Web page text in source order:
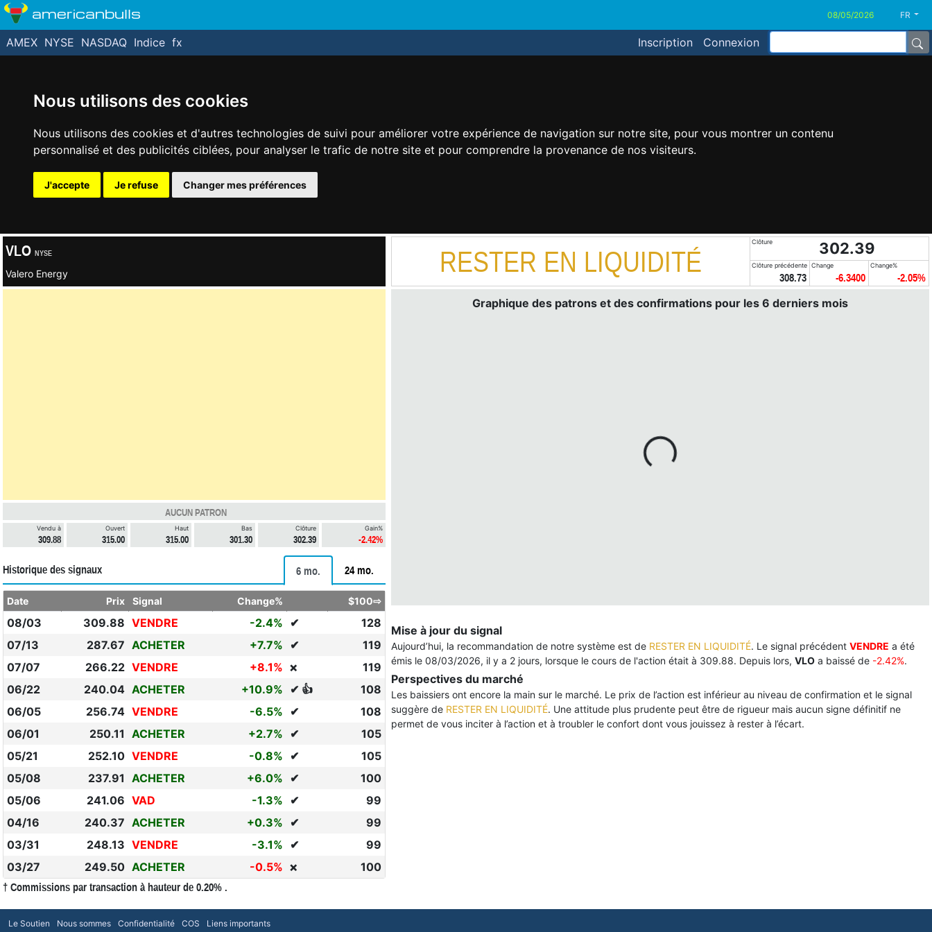
Nous utilisons des cookies
Nous utilisons des cookies et d'autres technologies de suivi pour améliorer votre expérience de navigation sur notre site, pour vous montrer un contenu
personnalisé et des publicités ciblées, pour analyser le trafic de notre site et pour comprendre la provenance de nos visiteurs.
J'accepte Je refuse Changer mes préférences
americanbulls FR
Inscription Connexion
AMEX NYSE NASDAQ Indice fx
VLO NYSE
Valero Energy RESTER EN LIQUIDITÉ
Clôture 302.39
Clôture précédente
308.73
Change
-6.3400
Change%
-2.05%
AUCUN PATRON
Vendu à
309.88
Ouvert
315.00
Haut
315.00
Bas
301.30
Clôture
302.39
Gain%
-2.42%
Historique des signaux 6 mo. 24 mo.
Date Prix Signal Change% $100⇨
08/03 309.88 VENDRE -2.4% ✔
128
07/13
287.67 ACHETER +7.7% ✔
119
07/07
266.22 VENDRE +8.1% ❌
119
06/22
240.04 ACHETER +10.9% ✔ 👍
108
06/05
256.74 VENDRE -6.5% ✔
108
06/01
250.11 ACHETER +2.7% ✔
105
05/21
252.10 VENDRE -0.8% ✔
105
05/08
237.91 ACHETER +6.0% ✔
100
05/06
241.06 VAD -1.3% ✔
99
04/16
240.37 ACHETER +0.3% ✔
99
03/31
248.13 VENDRE -3.1% ✔
99
03/27
249.50 ACHETER -0.5% ❌ 100
† Commissions par transaction à hauteur de 0.20% .
Graphique des patrons et des confirmations pour les 6 derniers mois
Mise à jour du signal
Aujourd’hui, la recommandation de notre système est de RESTER EN LIQUIDITÉ. Le signal précédent VENDRE a été
émis le 08/03/2026, il y a 2 jours, lorsque le cours de l'action était à 309.88. Depuis lors, VLO a baissé de -2.42%.
Perspectives du marché
Les baissiers ont encore la main sur le marché. Le prix de l’action est inférieur au niveau de confirmation et le signal
suggère de RESTER EN LIQUIDITÉ. Une attitude plus prudente peut être de rigueur mais aucun signe définitif ne
permet de vous inciter à l’action et à troubler le confort dont vous jouissez à rester à l’écart.
Le Soutien Nous sommes Confidentialité COS Liens importants